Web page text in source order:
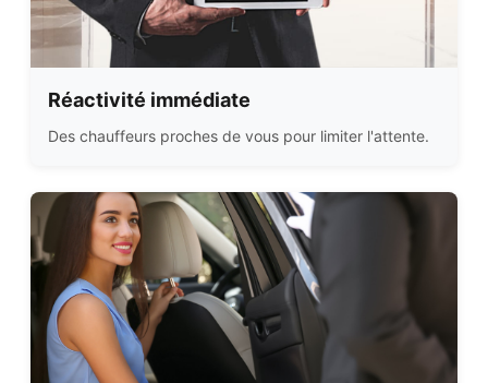
Réactivité immédiate
Des chauffeurs proches de vous pour limiter l'attente.